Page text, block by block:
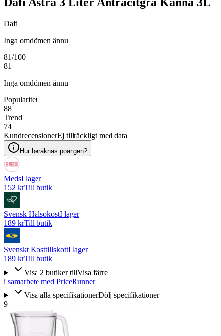
Dafi Astra 3 Liter Antracitgrå Kanna 3L
Dafi
Inga omdömen ännu
81/100
81
Inga omdömen ännu
Popularitet
88
Trend
74
KundrecensionerEj tillräckligt med data
Hur beräknas poängen?
MedsI lager
152 krTill butik
Svensk HälsokostI lager
189 krTill butik
Svenskt KosttillskottI lager
189 krTill butik
Visa 2 butiker tillVisa färre
i samarbete med PriceRunner
Visa alla specifikationerDölj specifikationer
9